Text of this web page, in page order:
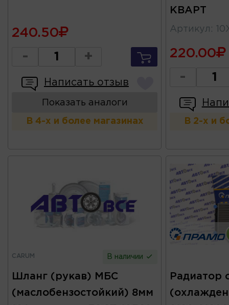
240.50
- +
Написать отзыв
Показать аналоги
В 4-х и более магазинах
КВАРТ
Артикул :
220.00
-
В 2-х и
CARUM В наличии
Шланг (рукав) МБС
(маслобензостойкий) 8мм
Радиатор